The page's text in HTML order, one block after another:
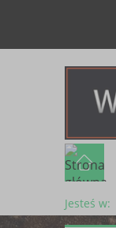
Jesteś w: